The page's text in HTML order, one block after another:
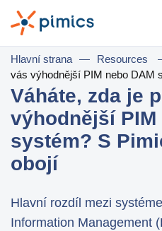
Řešení
Dle role
Product Manager
Marketing Manager
IT Manager
General Manager
Hlavní strana — Resources
vás výhodnější PIM nebo DAM
Váháte, zda je
výhodnější PIM
systém? S
obojí
Hlavní rozdíl mezi
Information Management